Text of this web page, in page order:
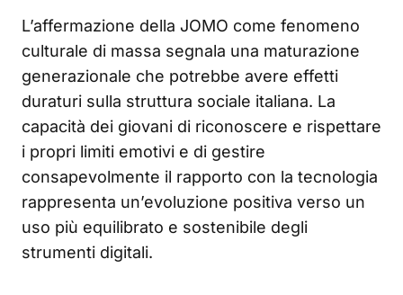
L’affermazione della JOMO come fenomeno
culturale di massa segnala una maturazione
generazionale che potrebbe avere effetti
duraturi sulla struttura sociale italiana. La
capacità dei giovani di riconoscere e rispettare
i propri limiti emotivi e di gestire
consapevolmente il rapporto con la tecnologia
rappresenta un’evoluzione positiva verso un
uso più equilibrato e sostenibile degli
strumenti digitali.